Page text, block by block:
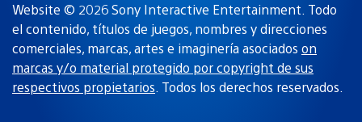
Website © 2026 Sony Interactive Entertainment. Todo
el contenido, títulos de juegos, nombres y direcciones
comerciales, marcas, artes e imaginería asociados on
marcas y/o material protegido por copyright de sus
respectivos propietarios. Todos los derechos reservados.